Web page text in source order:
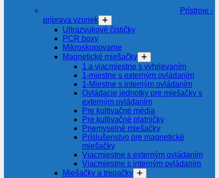
Prístroje -
príprava vzoriek
Ultrazvukové čističky
PCR boxy
Mikroskopovanie
Magnetické miešačky
1 a viacmiestne s vyhrievaním
1-miestne s externým ovládaním
1-Miestne s interným ovládaním
Ovládacie jednotky pre miešačky s
externým ovládaním
Pre kultivačné média
Pre kultivačné platničky
Priemyselné miešačky
Príslušenstvo pre magnetické
miešačky
Viacmiestne s externým ovládaním
Viacmiestne s interným ovládaním
Miešačky a trepačky